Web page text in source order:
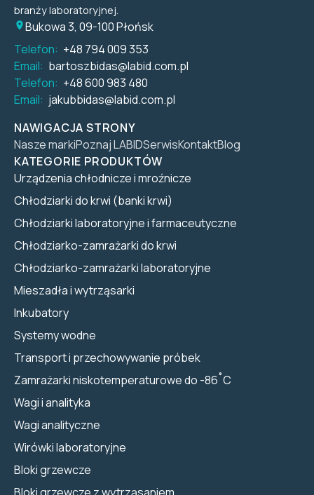
branży laboratoryjnej.
Bukowa 3, 09-100 Płońsk
Telefon: +48 794 009 353
Email: bartoszbidas@labid.com.pl
Telefon: +48 600 983 480
Email: jakubbidas@labid.com.pl
NAWIGACJA STRONY
Nasze markiPoznaj LABIDSerwisKontaktBlog
KATEGORIE PRODUKTÓW
Urządzenia chłodnicze i mroźnicze
Chłodziarki do krwi (banki krwi)
Chłodziarki laboratoryjne i farmaceutyczne
Chłodziarko-zamrażarki do krwi
Chłodziarko-zamrażarki laboratoryjne
Mieszadła i wytrząsarki
Inkubatory
Systemy wodne
Transport i przechowywanie próbek
Zamrażarki niskotemperaturowe do -86˚C
Wagi i analityka
Wagi analityczne
Wirówki laboratoryjne
Bloki grzewcze